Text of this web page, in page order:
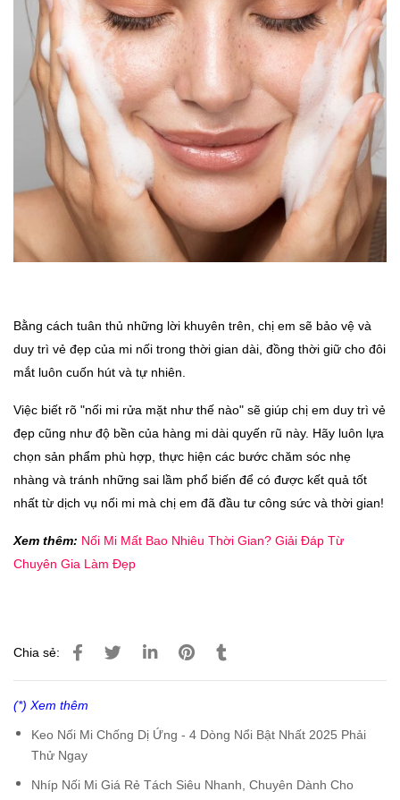
Bằng cách tuân thủ những lời khuyên trên, chị em sẽ bảo vệ và
duy trì vẻ đẹp của mi nối trong thời gian dài, đồng thời giữ cho đôi
mắt luôn cuốn hút và tự nhiên.
Việc biết rõ "nối mi rửa mặt như thế nào" sẽ giúp chị em duy trì vẻ
đẹp cũng như độ bền của hàng mi dài quyến rũ này. Hãy luôn lựa
chọn sản phẩm phù hợp, thực hiện các bước chăm sóc nhẹ
nhàng và tránh những sai lầm phổ biến để có được kết quả tốt
nhất từ dịch vụ nối mi mà chị em đã đầu tư công sức và thời gian!
Xem thêm: Nối Mi Mất Bao Nhiêu Thời Gian? Giải Đáp Từ
Chuyên Gia Làm Đẹp
Chia sẻ:
(*) Xem thêm
Keo Nối Mi Chống Dị Ứng - 4 Dòng Nổi Bật Nhất 2025 Phải
Thử Ngay
Nhíp Nối Mi Giá Rẻ Tách Siêu Nhanh, Chuyên Dành Cho